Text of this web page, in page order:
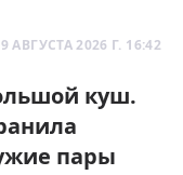
9 АВГУСТА 2026 Г. 16:42
куш.
пары